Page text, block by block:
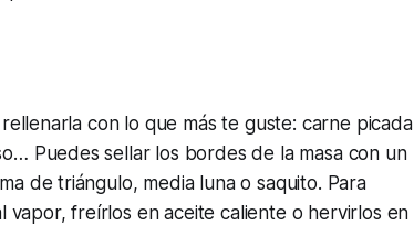
con lo que más te guste: carne picada
Puedes sellar los bordes de la masa con un
de triángulo, media luna o saquito. Para
freírlos en aceite caliente o hervirlos en